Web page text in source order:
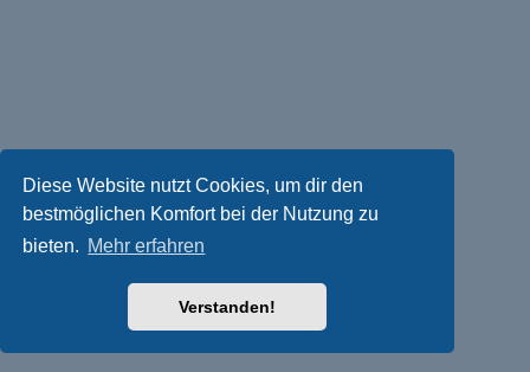
Diese Website nutzt Cookies, um dir den
bestmöglichen Komfort bei der Nutzung zu
bieten. Mehr erfahren
Verstanden!